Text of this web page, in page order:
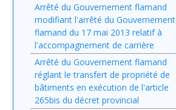
Arrêté du Gouvernement flamand
modifiant l'arrêté du Gouvernement
flamand du 17 mai 2013 relatif à
l'accompagnement de carrière
Arrêté du Gouvernement flamand
réglant le transfert de propriété de
bâtiments en exécution de l'article
265bis du décret provincial